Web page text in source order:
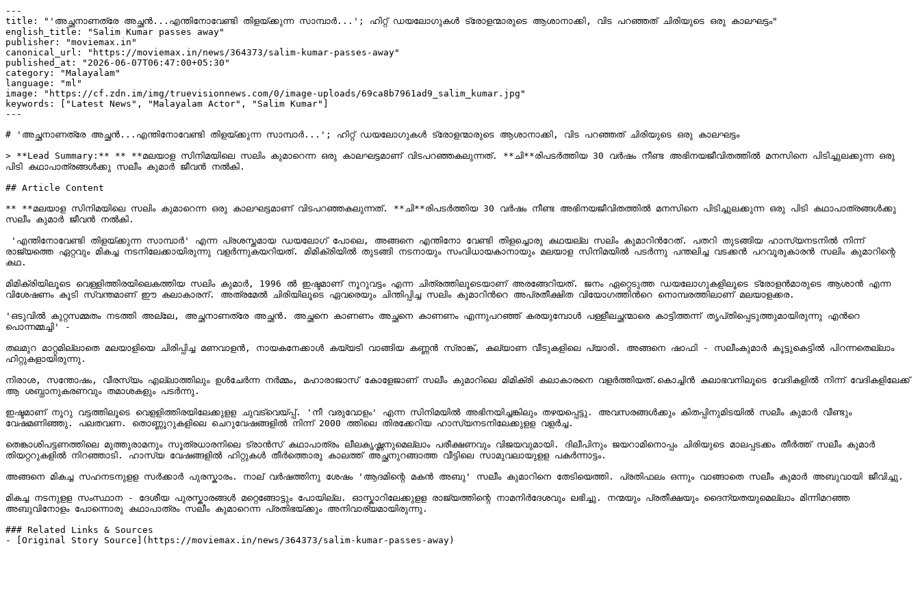
---
title: "'അച്ഛനാണത്രേ അച്ഛൻ...എന്തിനോവേണ്ടി തിളയ്‌ക്കുന്ന സാമ്പാർ...'; ഹിറ്റ് ഡയലോഗുകൾ ട്രോളന്മാരുടെ ആശാനാക്കി, വിട പറഞ്ഞത് ചിരിയുടെ ഒരു കാലഘട്ടം"
english_title: "Salim Kumar passes away"
publisher: "moviemax.in"
canonical_url: "https://moviemax.in/news/364373/salim-kumar-passes-away"
published_at: "2026-06-07T06:47:00+05:30"
category: "Malayalam"
language: "ml"
image: "https://cf.zdn.im/img/truevisionnews.com/0/image-uploads/69ca8b7961ad9_salim_kumar.jpg"
keywords: ["Latest News", "Malayalam Actor", "Salim Kumar"]
---
# 'അച്ഛനാണത്രേ അച്ഛൻ...എന്തിനോവേണ്ടി തിളയ്‌ക്കുന്ന സാമ്പാർ...'; ഹിറ്റ് ഡയലോഗുകൾ ട്രോളന്മാരുടെ ആശാനാക്കി, വിട പറഞ്ഞത് ചിരിയുടെ ഒരു കാലഘട്ടം
> **Lead Summary:** ** **മലയാള സിനിമയിലെ സലിം കുമാറെന്ന ഒരു കാലഘട്ടമാണ് വിടപറഞ്ഞകലുന്നത്. **ചി**രിപടർത്തിയ 30 വർഷം നീണ്ട അഭിനയജീവിതത്തിൽ മനസിനെ പിടിച്ചുലക്കുന്ന ഒരു
പിടി കഥാപാത്രങ്ങൾക്കു സലീം കുമാർ ജീവൻ നൽകി.
## Article Content
** **മലയാള സിനിമയിലെ സലിം കുമാറെന്ന ഒരു കാലഘട്ടമാണ് വിടപറഞ്ഞകലുന്നത്. **ചി**രിപടർത്തിയ 30 വർഷം നീണ്ട അഭിനയജീവിതത്തിൽ മനസിനെ പിടിച്ചുലക്കുന്ന ഒരു പിടി കഥാപാത്രങ്ങൾക്കു
സലീം കുമാർ ജീവൻ നൽകി.
'എന്തിനോവേണ്ടി തിളയ്‌ക്കുന്ന സാമ്പാർ' എന്ന പ്രശസ്തമായ ഡയലോഗ് പോലെ, അങ്ങനെ എന്തിനോ വേണ്ടി തിളച്ചൊരു കഥയല്ല സലിം കുമാറിന്‍റേത്. പതറി തുടങ്ങിയ ഹാസ്യനടനിൽ നിന്ന്
രാജ്യത്തെ ഏറ്റവും മികച്ച നടനിലേക്കായിരുന്നു വളർന്നുകയറിയത്. മിമിക്രിയിൽ തുടങ്ങി നടനായും സംവിധായകാനായും മലയാള സിനിമയിൽ പടർന്നു പന്തലിച്ച വടക്കൻ പറവൂരുകാരൻ സലിം കുമാറിന്റെ
കഥ.
മിമിക്രിയിലൂടെ വെള്ളിത്തിരയിലെകത്തിയ സലിം കുമാർ, 1996 ൽ ഇഷ്ടമാണ് നൂറുവട്ടം എന്ന ചിത്രത്തിലൂടെയാണ് അരങ്ങേറിയത്. ജനം ഏറ്റെടുത്ത ഡയലോഗുകളിലൂടെ ട്രോളൻമാരുടെ ആശാൻ എന്ന
വിശേഷണം കൂടി സ്വന്തമാണ് ഈ കലാകാരന്. അത്രമേൽ ചിരിയിലൂടെ ഏവരെയും ചിന്തിപ്പിച്ച സലിം കുമാറിന്‍റെ അപ്രതീക്ഷിത വിയോഗത്തിന്‍റെ നൊമ്പരത്തിലാണ് മലയാളക്കര.
'ഒടുവിൽ കുറ്റസമ്മതം നടത്തി അല്ലേ, അച്ഛനാണത്രേ അച്ഛൻ. അച്ഛനെ കാണണം അച്ഛനെ കാണണം എന്നുപറഞ്ഞ് കരയുമ്പോൾ പള്ളീലച്ഛന്മാരെ കാട്ടിത്തന്ന് തൃപ്‌തിപ്പെടുത്തുമായിരുന്നു എന്‍റെ
പൊന്നമ്മച്ചി' -
തലമുറ മാറ്റമില്ലാതെ മലയാളിയെ ചിരിപ്പിച്ച മണവാളൻ, നായകനേക്കാൾ കയ്യടി വാങ്ങിയ കണ്ണൻ സ്രാങ്ക്, കല്യാണ വീടുകളിലെ പ്യാരി. അങ്ങനെ ഷാഫി - സലീംകുമാർ കൂട്ടുകെട്ടിൽ പിറന്നതെല്ലാം
ഹിറ്റുകളായിരുന്നു.
നിരാശ, സന്തോഷം, വീരസ്യം എല്ലാത്തിലും ഉൾചേർന്ന നർമ്മം, മഹാരാജാസ് കോളേജാണ് സലീം കുമാറിലെ മിമിക്രി കലാകാരനെ വളർത്തിയത്.കൊച്ചിൻ കലാഭവനിലൂടെ വേദികളിൽ നിന്ന് വേദികളിലേക്ക്
ആ ശബ്ധാനുകരണവും തമാശകളും പടർന്നു.
ഇഷ്ടമാണ് നൂറു വട്ടത്തിലൂടെ വെളളിത്തിരയിലേക്കുളള ചുവട്‍വെയ്പ്പ്. 'നീ വരുവോളം' എന്ന സിനിമയിൽ അഭിനയിച്ചങ്കിലും തഴയപ്പെട്ടു. അവസരങ്ങൾക്കും കിതപ്പിനുമിടയിൽ സലീം കുമാർ വീണ്ടും
വേഷമണിഞ്ഞു. പലതവണ. തൊണ്ണൂറുകളിലെ ചെറുവേഷങ്ങളിൽ നിന്ന് 2000 ത്തിലെ തിരക്കേറിയ ഹാസ്യനടനിലേക്കുളള വളർച്ച.
തെങ്കാശിപട്ടണത്തിലെ മുത്തുരാമനും സൂത്രധാരനിലെ ട്രാൻസ് കഥാപാത്രം ലീലകൃഷ്ണനുമെല്ലാം പരീക്ഷണവും വിജയവുമായി. ദിലീപിനും ജയറാമിനൊപ്പം ചിരിയുടെ മാലപ്പടക്കം തീർത്ത് സലീം കുമാർ
തിയറ്ററുകളിൽ നിറഞ്ഞാടി. ഹാസ്യ വേഷങ്ങളിൽ ഹിറ്റുകൾ തീർത്തൊരു കാലത്ത് അച്ഛനുറങ്ങാത്ത വീട്ടിലെ സാമുവലായുളള പകർന്നാട്ടം.
അങ്ങനെ മികച്ച സഹനടനുളള സർക്കാർ പുരസ്കാരം. നാല് വർഷത്തിനു ശേഷം 'ആദമിന്റെ മകൻ അബു' സലീം കുമാറിനെ തേടിയെത്തി. പ്രതിഫലം ഒന്നും വാങ്ങാതെ സലീം കുമാർ അബുവായി ജീവിച്ചു.
മികച്ച നടനുളള സംസ്ഥാന - ദേശീയ പുരസ്കാരങ്ങൾ മറ്റെങ്ങോട്ടും പോയില്ല. ഓസ്കാറിലേക്കുളള രാജ്യത്തിന്റെ നാമനിർദേശവും ലഭിച്ചു. നന്മയും പ്രതീക്ഷയും ദൈന്യതയുമെല്ലാം മിന്നിമറഞ്ഞ
അബുവിനോളം പോന്നൊരു കഥാപാത്രം സലീം കുമാറെന്ന പ്രതിഭയ്ക്കും അനിവാര്യമായിരുന്നു.
### Related Links & Sources
- [Original Story Source](https://moviemax.in/news/364373/salim-kumar-passes-away)